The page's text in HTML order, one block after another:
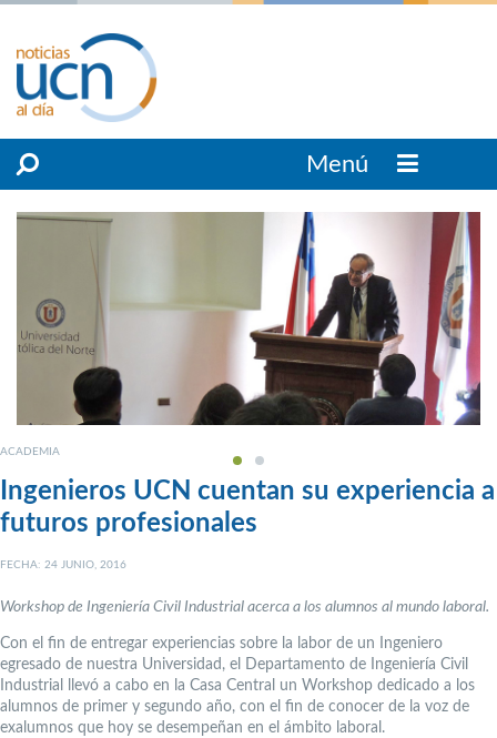
Menú
ACADEMIA
Ingenieros UCN cuentan su experiencia a
futuros profesionales
FECHA: 24 JUNIO, 2016
Workshop de Ingeniería Civil Industrial acerca a los alumnos al mundo laboral.
Con el fin de entregar experiencias sobre la labor de un Ingeniero
egresado de nuestra Universidad, el Departamento de Ingeniería Civil
Industrial llevó a cabo en la Casa Central un Workshop dedicado a los
alumnos de primer y segundo año, con el fin de conocer de la voz de
exalumnos que hoy se desempeñan en el ámbito laboral.